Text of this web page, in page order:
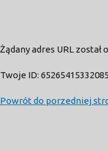
Żądany adres URL
Twoje ID:
Powrót do porzedniej